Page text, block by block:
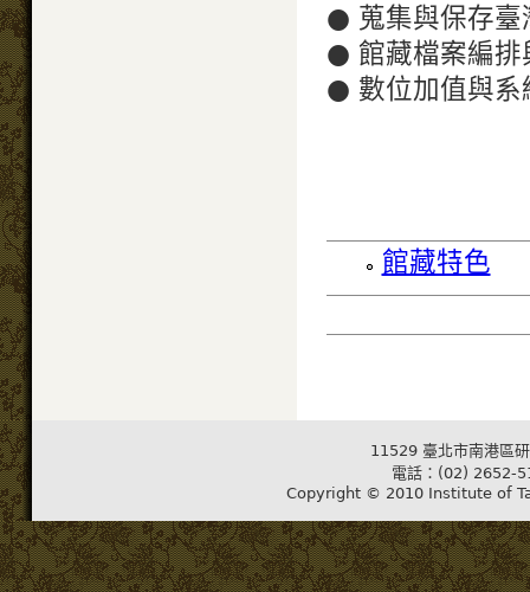
● 蒐集與保存臺
● 館藏檔案編排
● 數位加值與系
館藏特色
11529 臺北市南港區
電話：(02) 2652-
Copyright © 2010 Institute of